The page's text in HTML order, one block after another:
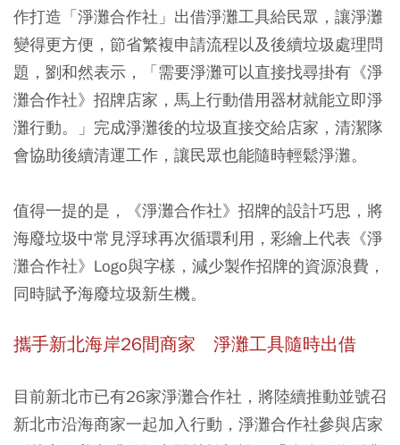
作打造「淨灘合作社」出借淨灘工具給民眾，讓淨灘
變得更方便，節省繁複申請流程以及後續垃圾處理問
題，劉和然表示，「需要淨灘可以直接找尋掛有《淨
灘合作社》招牌店家，馬上行動借用器材就能立即淨
灘行動。」完成淨灘後的垃圾直接交給店家，清潔隊
會協助後續清運工作，讓民眾也能隨時輕鬆淨灘。
值得一提的是，《淨灘合作社》招牌的設計巧思，將
海廢垃圾中常見浮球再次循環利用，彩繪上代表《淨
灘合作社》Logo與字樣，減少製作招牌的資源浪費，
同時賦予海廢垃圾新生機。
攜手新北海岸26間商家 淨灘工具隨時出借
目前新北市已有26家淨灘合作社，將陸續推動並號召
新北市沿海商家一起加入行動，淨灘合作社參與店家